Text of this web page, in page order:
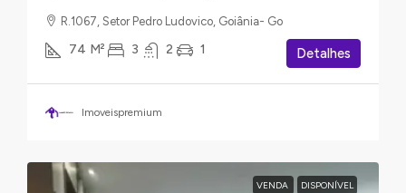
R.1067, Setor Pedro Ludovico, Goiânia- Go
74 M² 3 2 1 Detalhes
Imoveispremium
VENDA DISPONÍVEL